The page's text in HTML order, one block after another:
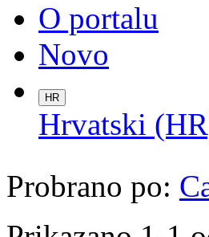
O portalu
Novo
HR
Hrvatski
Probrano po: